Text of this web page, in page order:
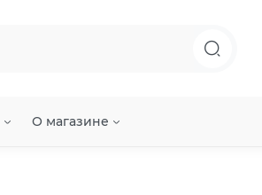
О магазине